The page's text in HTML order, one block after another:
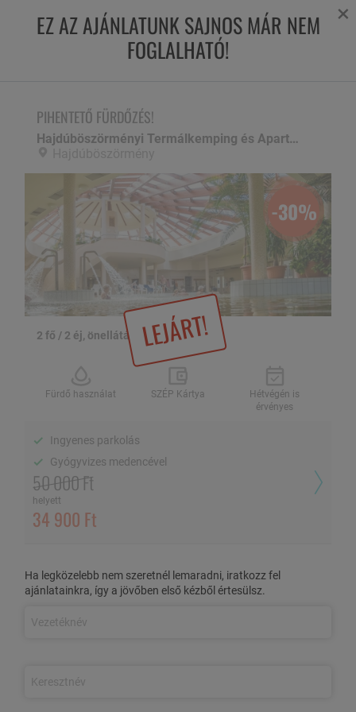
PIHENTETŐ FÜRDŐZÉS!
Hajdúböszörmény
Fürdő használat SZÉP Kártya
Ingyenes parkolás
Gyógyvizes medencével
AZ AJÁNLAT TARTALMA
3 nap/2 éjszaka szállás 2 fő részére
hűtőszekrény, vízforraló, evőeszközök, edények stb.)
EZ AZ AJÁNLATUNK SAJNOS MÁR NEM
FOGLALHATÓ!
×
LEJÁRT!
PIHENTETŐ FÜRDŐZÉS!
Hajdúböszörményi Termálkemping és Apartman
-30%
2 fő / 2 éj, önellátással
Fürdő használat SZÉP Kártya
Hétvégén is
érvényes
Ingyenes parkolás
Gyógyvizes medencével
50 000 Ft
helyett
34 900 Ft
Ha legközelebb nem szeretnél lemaradni, iratkozz fel
ajánlatainkra, így a jövőben első kézből értesülsz.